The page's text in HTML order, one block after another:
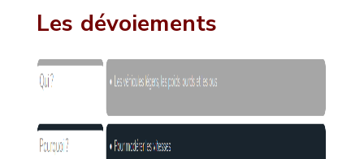
Les dévoiements